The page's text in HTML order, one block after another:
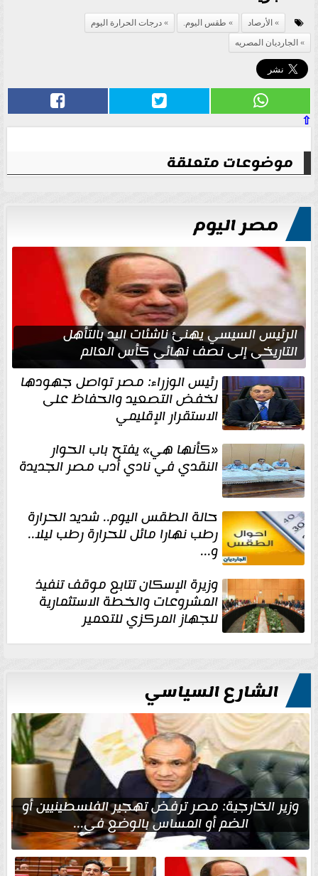
الأرصاد طقس اليوم.
درجات الحرارة اليوم
الجارديان المصريه
⇧
موضوعات متعلقة
مصر اليوم
الرئيس السيسي يهنئ ناشئات اليد بالتأهل
التاريخي إلى نصف نهائي كأس العالم
رئيس الوزراء: مصر تواصل جهودها
لخفض التصعيد والحفاظ على
الاستقرار الإقليمي
«كأنها هي» يفتح باب الحوار
النقدي في نادي أدب مصر الجديدة
حالة الطقس اليوم.. شديد الحرارة
رطب نهارا مائل للحرارة رطب ليلا..
و...
وزيرة الإسكان تتابع موقف تنفيذ
المشروعات والخطة الاستثمارية
للجهاز المركزي للتعمير
الشارع السياسي
وزير الخارجية: مصر ترفض تهجير الفلسطينيين أو
الضم أو المساس بالوضع في...